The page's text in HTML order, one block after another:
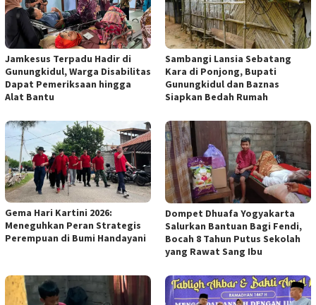
Jamkesus Terpadu Hadir di
Gunungkidul, Warga Disabilitas
Dapat Pemeriksaan hingga
Alat Bantu
Sambangi Lansia Sebatang
Kara di Ponjong, Bupati
Gunungkidul dan Baznas
Siapkan Bedah Rumah
Gema Hari Kartini 2026:
Meneguhkan Peran Strategis
Perempuan di Bumi Handayani
Dompet Dhuafa Yogyakarta
Salurkan Bantuan Bagi Fendi,
Bocah 8 Tahun Putus Sekolah
yang Rawat Sang Ibu